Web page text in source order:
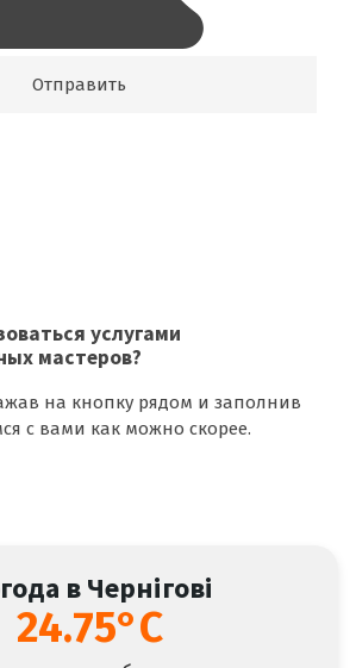
услугами
мастеров?
на кнопку рядом и заполнив
с вами как можно скорее.
в Чернігові
24.75°C